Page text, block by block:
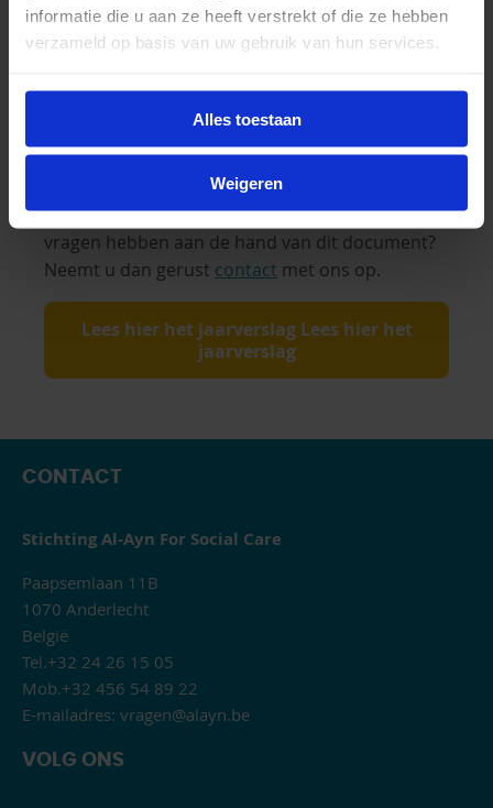
informatie die u aan ze heeft verstrekt of die ze hebben
verzameld op basis van uw gebruik van hun services.
Alles toestaan
Weigeren
We zijn graag open over de
Daarom kunt u door op onderstaande button te
klikken ons volledige jaarverslag inzien. Mocht u
vragen hebben aan de hand van dit document?
Neemt u dan gerust contact met ons op.
Lees hier het jaarverslag Lees hier het
jaarverslag
CONTACT
Stichting Al-Ayn For Social Care
Paapsemlaan 11B
1070 Anderlecht
België
Tel.+32 24 26 15 05
Mob.+32 456 54 89 22
E-mailadres: vragen@alayn.be
VOLG ONS